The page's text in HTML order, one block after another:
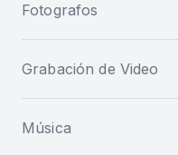
Fotografos
Grabación de Video
Música